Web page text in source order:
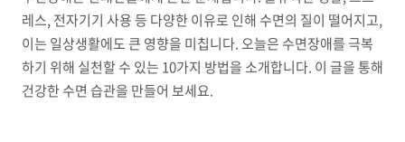
레스, 전자기기 사용 등 다양한 이유로 인해 수면의 질이 떨어지고,
이는 일상생활에도 큰 영향을 미칩니다. 오늘은 수면장애를 극복
하기 위해 실천할 수 있는 10가지 방법을 소개합니다. 이 글을 통해
건강한 수면 습관을 만들어 보세요.